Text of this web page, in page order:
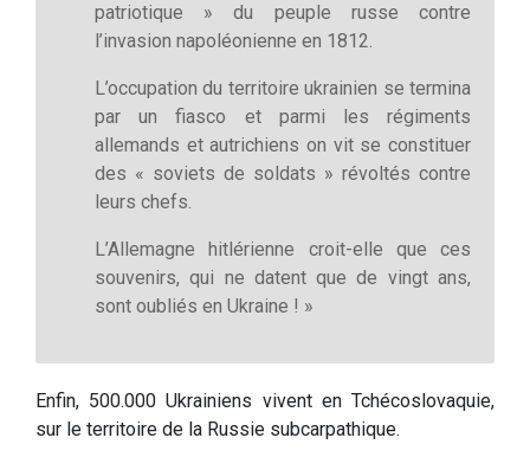
patriotique » du peuple russe contre
l’invasion napoléonienne en 1812.
L’occupation du territoire ukrainien se termina
par un fiasco et parmi les régiments
allemands et autrichiens on vit se constituer
des « soviets de soldats » révoltés contre
leurs chefs.
L’Allemagne hitlérienne croit-elle que ces
souvenirs, qui ne datent que de vingt ans,
sont oubliés en Ukraine ! »
Enfin, 500.000 Ukrainiens vivent en Tchécoslovaquie,
sur le territoire de la Russie subcarpathique.